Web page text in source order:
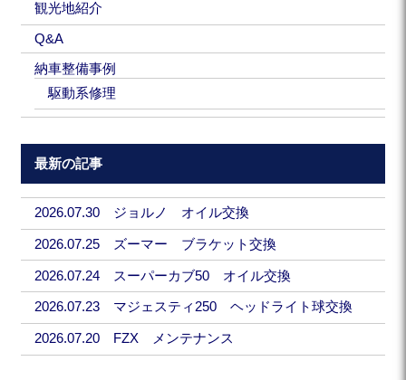
観光地紹介
Q&A
納車整備事例
駆動系修理
最新の記事
2026.07.30 ジョルノ オイル交換
2026.07.25 ズーマー ブラケット交換
2026.07.24 スーパーカブ50 オイル交換
2026.07.23 マジェスティ250 ヘッドライト球交換
2026.07.20 FZX メンテナンス